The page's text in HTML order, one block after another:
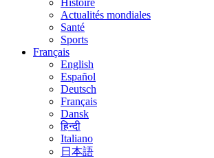
Histoire
Actualités mondiales
Santé
Sports
Français
English
Español
Deutsch
Français
Dansk
हिन्दी
Italiano
日本語